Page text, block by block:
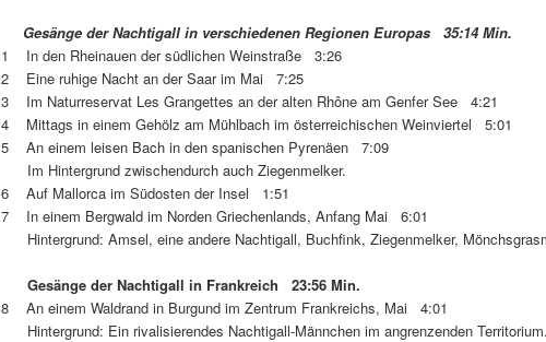
Gesänge der Nachtigall in verschiedenen Regionen Europas 35:14 Min.
1 In den Rheinauen der südlichen Weinstraße 3:26
2 Eine ruhige Nacht an der Saar im Mai 7:25
3 Im Naturreservat Les Grangettes an der alten Rhône am Genfer See 4:21
4 Mittags in einem Gehölz am Mühlbach im österreichischen Weinviertel 5:01
5 An einem leisen Bach in den spanischen Pyrenäen 7:09
Im Hintergrund zwischendurch auch Ziegenmelker.
6 Auf Mallorca im Südosten der Insel 1:51
7 In einem Bergwald im Norden Griechenlands, Anfang Mai 6:01
Hintergrund: Amsel, eine andere Nachtigall, Buchfink, Ziegenmelker,
Gesänge der Nachtigall in Frankreich 23:56 Min.
8 An einem Waldrand in Burgund im Zentrum Frankreichs, Mai 4:01
Hintergrund: Ein rivalisierendes Nachtigall-Männchen im angrenzenden Territorium.